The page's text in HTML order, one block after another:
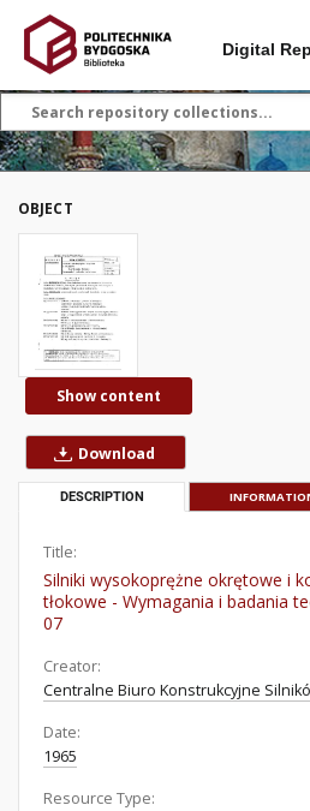
Digital
OBJECT
Show content
Download
DESCRIPTION
Title:
Silniki wysokoprężne okrętowe i
tłokowe - Wymagania i badania
07
Creator:
Centralne Biuro Konstrukcyjne
Date:
1965
Resource Type: